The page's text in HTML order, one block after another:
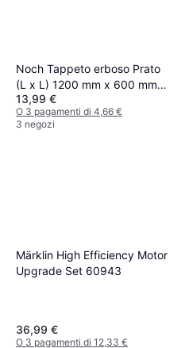
Noch Tappeto erboso Prato
(L x L) 1200 mm x 600 mm
00265
13,99 €
O 3 pagamenti di 4,66 €
3 negozi
Märklin High Efficiency Motor
Upgrade Set 60943
36,99 €
O 3 pagamenti di 12,33 €